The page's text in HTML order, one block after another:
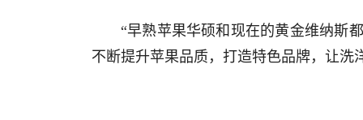
“早熟苹果华硕和现在的黄金维纳斯
不断提升苹果品质，打造特色品牌，让洗